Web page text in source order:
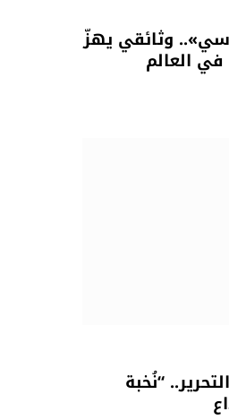
وثائقي يهزّ
العالم
“نُخبة